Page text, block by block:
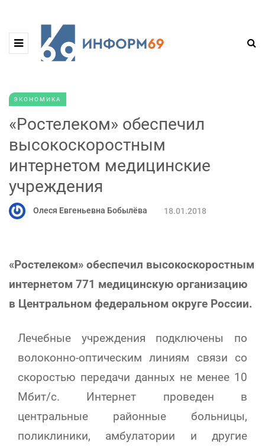
ЭКОНОМИКА
«Ростелеком» обеспечил
высокоскоростным
интернетом медицинские
учреждения
Олеся Евгеньевна Бобылёва 18.01.2018
«Ростелеком» обеспечил высокоскоростным
интернетом 771 медицинскую организацию
в Центральном федеральном округе России.
Лечебные учреждения подключены по
волоконно-оптическим линиям связи со
скоростью передачи данных не менее 10
Мбит/с. Интернет проведен в
центральные районные больницы,
поликлиники, амбулатории и другие